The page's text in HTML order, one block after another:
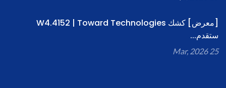
[معرض] كشك W4.4152 | Toward Technologies
ستقدم...
25 Mar, 2026